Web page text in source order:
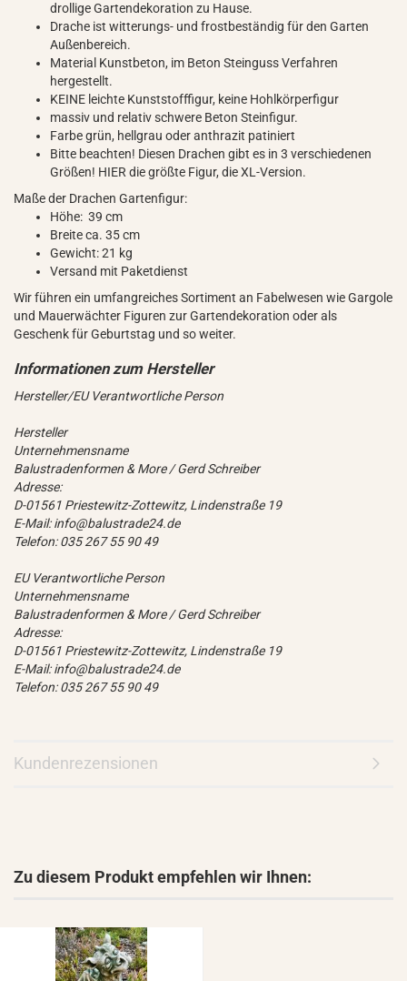
drollige Gartendekoration zu Hause.
Drache ist witterungs- und frostbeständig für den Garten
Außenbereich.
Material Kunstbeton, im Beton Steinguss Verfahren
hergestellt.
KEINE leichte Kunststofffigur, keine Hohlkörperfigur
massiv und relativ schwere Beton Steinfigur.
Farbe grün, hellgrau oder anthrazit patiniert
Bitte beachten! Diesen Drachen gibt es in 3 verschiedenen
Größen! HIER die größte Figur, die XL-Version.
Maße der Drachen Gartenfigur:
Höhe: 39 cm
Breite ca. 35 cm
Gewicht: 21 kg
Versand mit Paketdienst
Wir führen ein umfangreiches Sortiment an Fabelwesen wie Gargole
und Mauerwächter Figuren zur Gartendekoration oder als
Geschenk für Geburtstag und so weiter.
Hersteller/EU Verantwortliche Person
Hersteller
Unternehmensname
Balustradenformen & More / Gerd Schreiber
Adresse:
D-01561 Priestewitz-Zottewitz, Lindenstraße 19
E-Mail: info@balustrade24.de
Telefon: 035 267 55 90 49
EU Verantwortliche Person
Unternehmensname
Balustradenformen & More / Gerd Schreiber
Adresse:
D-01561 Priestewitz-Zottewitz, Lindenstraße 19
E-Mail: info@balustrade24.de
Telefon: 035 267 55 90 49
Kundenrezensionen
Zu diesem Produkt empfehlen wir Ihnen: